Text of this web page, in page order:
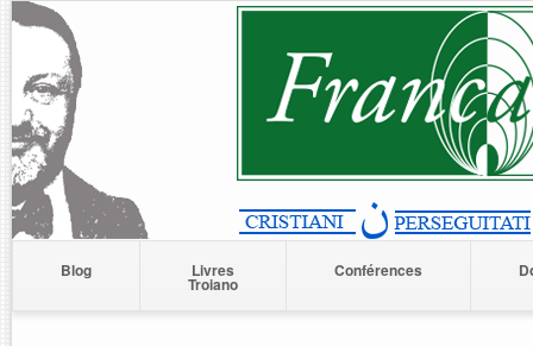
Blog Livres
Troiano
Conférences